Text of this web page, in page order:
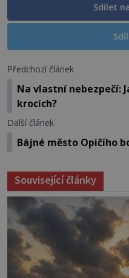
Sdílet
Předchozí článek
Na vlastní nebezpečí:
krocích?
Další článek
Bájné město Opičího
Související články